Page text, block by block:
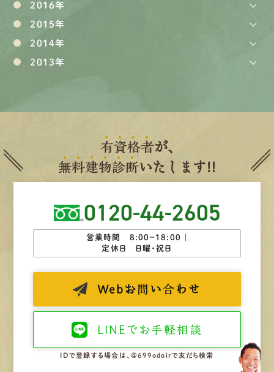
2016年
2015年
2014年
2013年
有資格者が、
無料建物診断いたします!!
0120-44-2605
営業時間 8:00−18:00 ｜
定休日 日曜・祝日
Web お問い合わせ
LINEで お手軽相談
IDで登録する場合は、@699odoirで友だち検索